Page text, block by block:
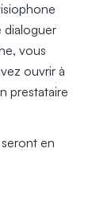
dialoguer
vous
ouvrir à
prestataire
en